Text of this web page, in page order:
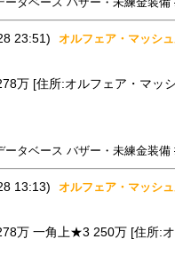
23:51) オルフェア・マッシ
万 [住所:オルフェア・マッ
ータベース バザー・未練金装備
13:13) オルフェア・マッシ
万 一角上★3 250万 [住所: